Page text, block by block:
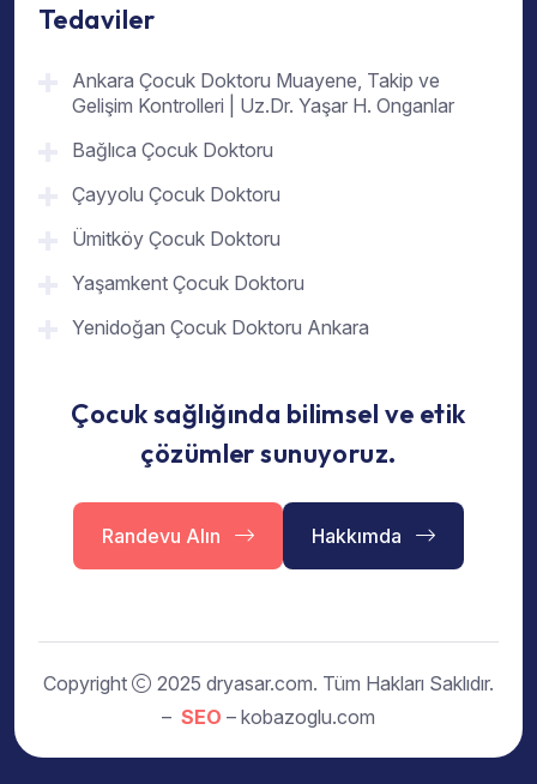
Tedaviler
Ankara Çocuk Doktoru Muayene, Takip ve
Gelişim Kontrolleri | Uz.Dr. Yaşar H. Onganlar
Bağlıca Çocuk Doktoru
Çayyolu Çocuk Doktoru
Ümitköy Çocuk Doktoru
Yaşamkent Çocuk Doktoru
Yenidoğan Çocuk Doktoru Ankara
Çocuk sağlığında bilimsel ve etik
çözümler sunuyoruz.
Randevu Alın Hakkımda
Copyright
2025 dryasar.com. Tüm Hakları Saklıdır.
– SEO – kobazoglu.com